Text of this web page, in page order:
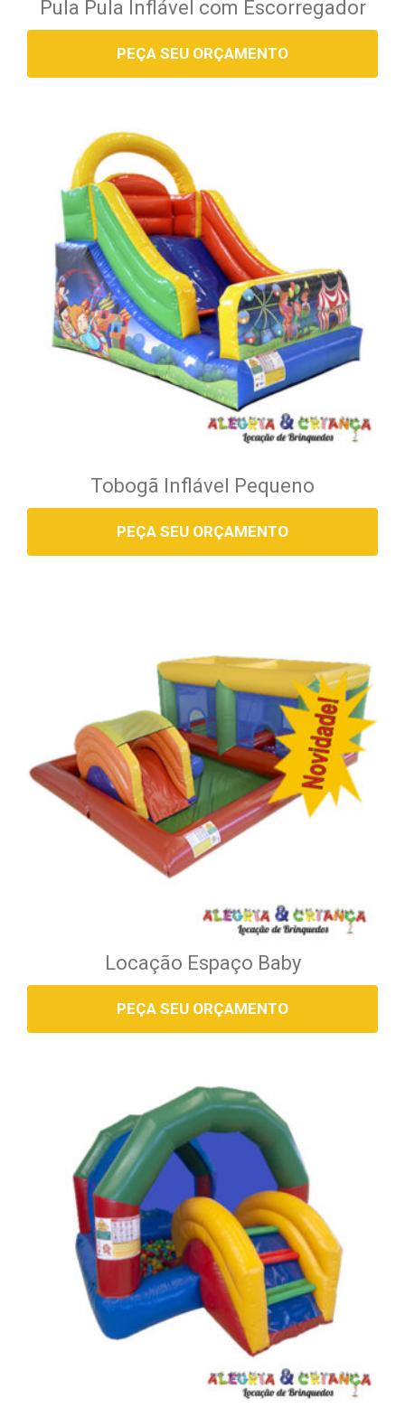
Pula Pula Inflável com Escorregador
PEÇA SEU ORÇAMENTO
Tobogã Inflável Pequeno
PEÇA SEU ORÇAMENTO
Locação Espaço Baby
PEÇA SEU ORÇAMENTO